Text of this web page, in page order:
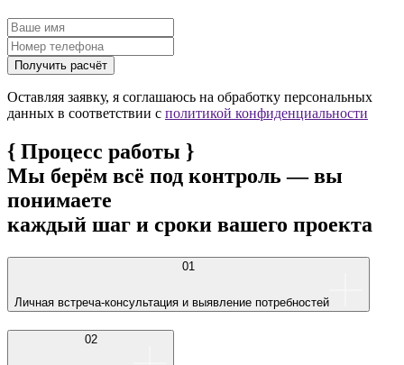
Получить расчёт
Оставляя заявку, я соглашаюсь на обработку персональных
данных в соответствии с политикой конфиденциальности
{ Процесс работы }
Мы берём всё под контроль — вы
понимаете
каждый шаг и сроки вашего проекта
01
Личная встреча-консультация и выявление потребностей
02